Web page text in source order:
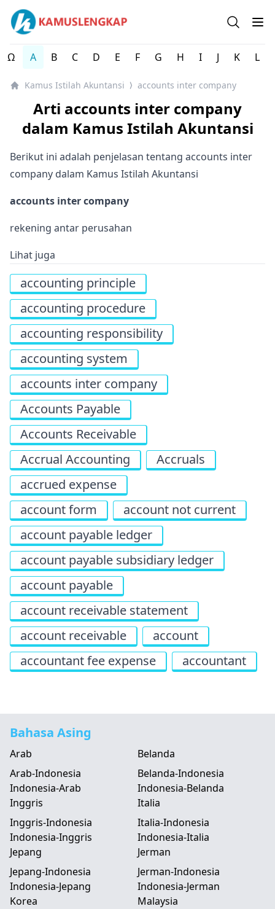
Kamus Istilah Akuntansi Indonesia Lengkap
Open
Ω A B C D E F G H I J K L
Kamus Istilah Akuntansi ⟩ accounts inter company
Arti accounts inter company
dalam Kamus Istilah Akuntansi
Berikut ini adalah penjelasan tentang accounts inter
company dalam Kamus Istilah Akuntansi
accounts inter company
rekening antar perusahan
Lihat juga
accounting principle
accounting procedure
accounting responsibility
accounting system
accounts inter company
Accounts Payable
Accounts Receivable
Accrual Accounting
Accruals
accrued expense
account form
account not current
account payable ledger
account payable subsidiary ledger
account payable
account receivable statement
account receivable
account
accountant fee expense
accountant
Bahasa Asing
Arab
Arab-Indonesia
Indonesia-Arab
Belanda
Belanda-Indonesia
Indonesia-Belanda
Inggris
Inggris-Indonesia
Indonesia-Inggris
Italia
Italia-Indonesia
Indonesia-Italia
Jepang
Jepang-Indonesia
Indonesia-Jepang
Jerman
Jerman-Indonesia
Indonesia-Jerman
Korea
Malaysia